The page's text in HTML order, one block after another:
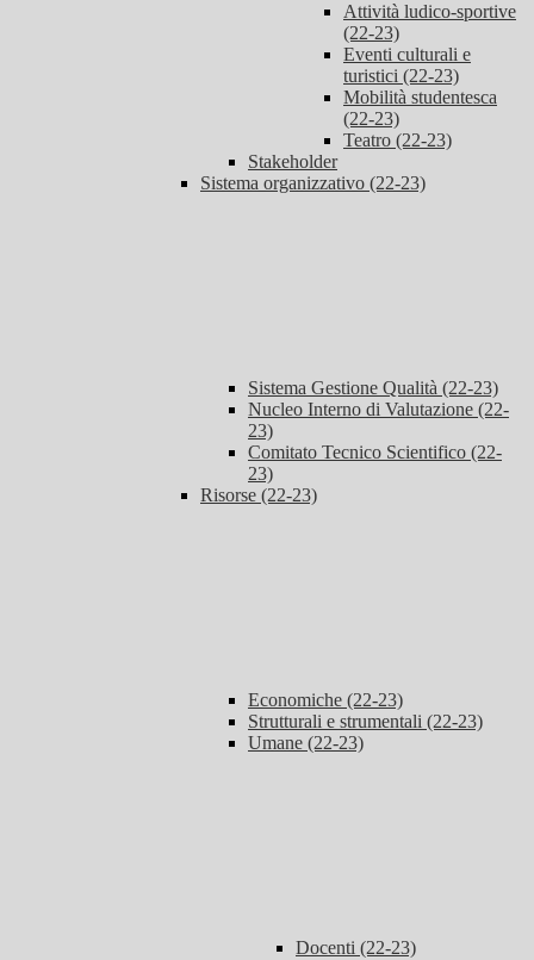
Attività ludico-sportive
(22-23)
Eventi culturali e
turistici (22-23)
Mobilità studentesca
(22-23)
Teatro (22-23)
Stakeholder
Sistema organizzativo (22-23)
Sistema Gestione Qualità (22-23)
Nucleo Interno di Valutazione (22-
23)
Comitato Tecnico Scientifico (22-
23)
Risorse (22-23)
Economiche (22-23)
Strutturali e strumentali (22-23)
Umane (22-23)
Docenti (22-23)